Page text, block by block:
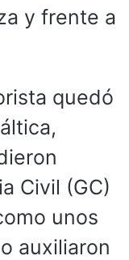
y frente a
quedó
Civil (GC)
unos
auxiliaron